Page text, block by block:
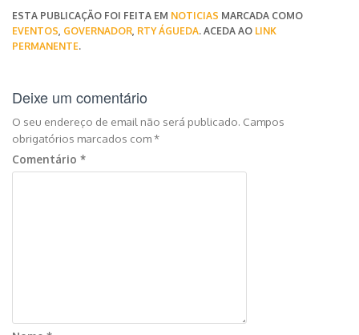
ESTA PUBLICAÇÃO FOI FEITA EM NOTICIAS MARCADA COMO
EVENTOS GOVERNADOR RTY ÁGUEDA. ACEDA AO LINK
PERMANENTE.
Deixe um comentário
O seu endereço de email não será publicado. Campos
obrigatórios marcados com*
Comentário *